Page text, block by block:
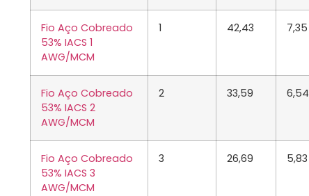
Fio Aço Cobreado
53% IACS 1
AWG/MCM
1 42,43 7,35
Fio Aço Cobreado
53% IACS 2
AWG/MCM
2 33,59 6,54
Fio Aço Cobreado
53% IACS 3
AWG/MCM
3 26,69 5,83